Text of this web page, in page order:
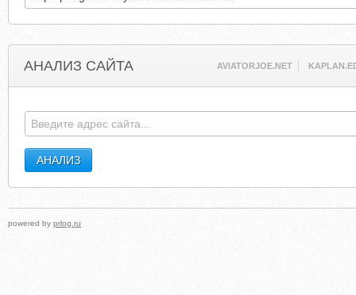
АНАЛИЗ САЙТА AVIATORJOE.NET
powered by prlog.ru